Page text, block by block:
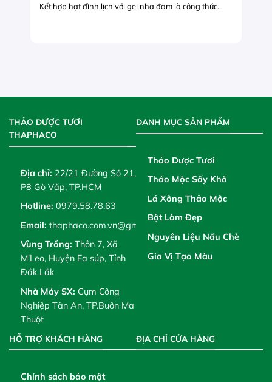
Kết hợp hạt đình lịch với gel nha đam là công thức...
THẢO DƯỢC TƯƠI
THAPHACO
Địa chỉ: 22/21 Đường Số 21,
P8 Gò Vấp, TP.HCM
Hotline: 0979.58.78.63
Email: thaphaco.com.vn@gmail.com
Vùng Trồng: Thôn 7, Xã
M'Leo, Huyện Ea súp, Tỉnh
Đắk Lắk
Nhà Máy SX: Cụm Công
Nghiệp Tân An, TP.Buôn Ma
Thuột
DANH MỤC SẢN PHẨM
Thảo Dược Tươi
Thảo Mộc Sấy Khô
Lá Xông Thảo Mộc
Bột Làm Đẹp
Nguyên Liệu Nấu Chè
Gia Vị Tạo Màu
HỖ TRỢ KHÁCH HÀNG
Chính sách bảo mật
ĐỊA CHỈ CỬA HÀNG